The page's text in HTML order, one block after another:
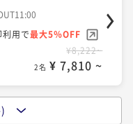
- 29:00 OUT11:00
利用で 最大5％OFF
¥14,154~
¥ 13,446 ~
利用で最大5％OFF
¥8,222~
2名 ¥ 7,810 ~
直前予約にもおす